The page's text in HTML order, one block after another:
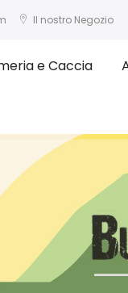
Il nostro Negozio
e Caccia